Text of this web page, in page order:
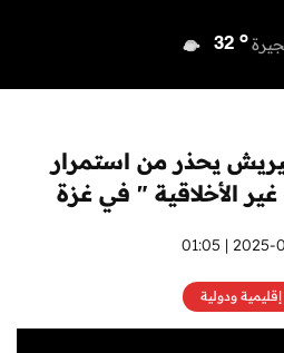
32 o
35 o
o
32 o
يحذر من استمرار
غير الأخلاقية " في غزة
2025-07-
إقليمية ودولية